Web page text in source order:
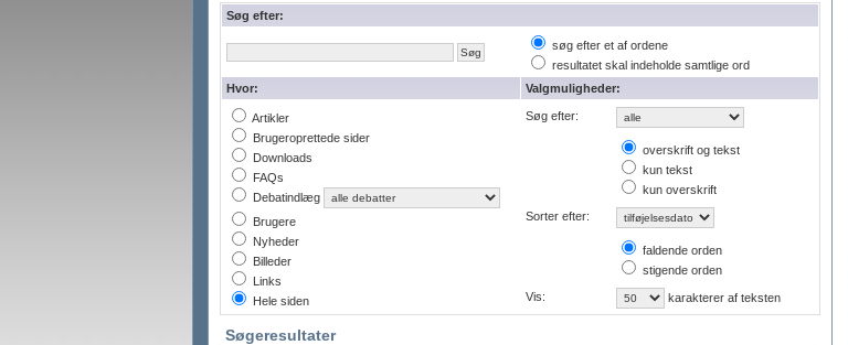
Søg efter:
søg efter et af ordene
resultatet skal indeholde samtlige ord
Hvor:
Valgmuligheder:
Artikler
Brugeroprettede sider
Downloads
FAQs
Debatindlæg
Brugere
Nyheder
Billeder
Links
Hele siden
Søg efter:
overskrift og tekst
kun tekst
kun overskrift
Sorter efter:
faldende orden
stigende orden
Vis:
karakterer af teksten
Søgeresultater